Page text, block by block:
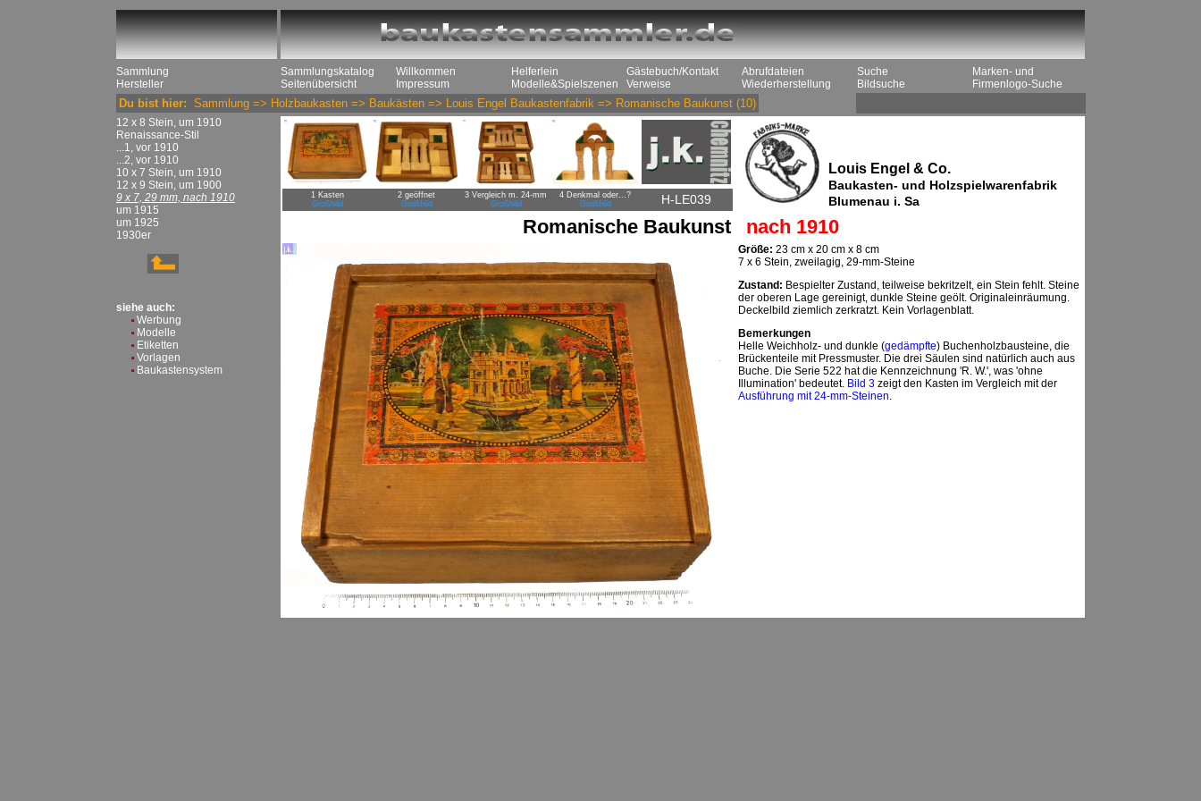
Sammlung
Hersteller
Sammlungskatalog
Seitenübersicht
Willkommen
Impressum
Helferlein
Modelle&Spielszenen
Gästebuch/Kontakt
Verweise
Abrufdateien
Wiederherstellung
Suche
Bildsuche
Marken- und
Firmenlogo-Suche
Du bist hier: Sammlung => Holzbaukasten => Baukästen => Louis Engel Baukastenfabrik => Romanische Baukunst (10)
12 x 8 Stein, um 1910
Renaissance-Stil
...1, vor 1910
...2, vor 1910
10 x 7 Stein, um 1910
12 x 9 Stein, um 1900
9 x 7, 29 mm, nach 1910
um 1915
um 1925
1930er
siehe auch:
Werbung
Modelle
Etiketten
Vorlagen
Baukastensystem
1 Kasten
Großbild
2 geöffnet
Großbild
3 Vergleich m. 24-mm
Großbild
4 Denkmal oder...?
Großbild
H-LE039
Louis Engel & Co.
Baukasten- und Holzspielwarenfabrik
Blumenau i. Sa
Romanische Baukunst nach 1910
Größe: 23 cm x 20 cm x 8 cm
7 x 6 Stein, zweilagig, 29-mm-Steine
Zustand: Bespielter Zustand, teilweise bekritzelt, ein Stein fehlt. Steine
der oberen Lage gereinigt, dunkle Steine geölt. Originaleinräumung.
Deckelbild ziemlich zerkratzt. Kein Vorlagenblatt.
Bemerkungen
Helle Weichholz- und dunkle (gedämpfte) Buchenholzbausteine, die
Brückenteile mit Pressmuster. Die drei Säulen sind natürlich auch aus
Buche. Die Serie 522 hat die Kennzeichnung 'R. W.', was 'ohne
Illumination' bedeutet. Bild 3 zeigt den Kasten im Vergleich mit der
Ausführung mit 24-mm-Steinen.